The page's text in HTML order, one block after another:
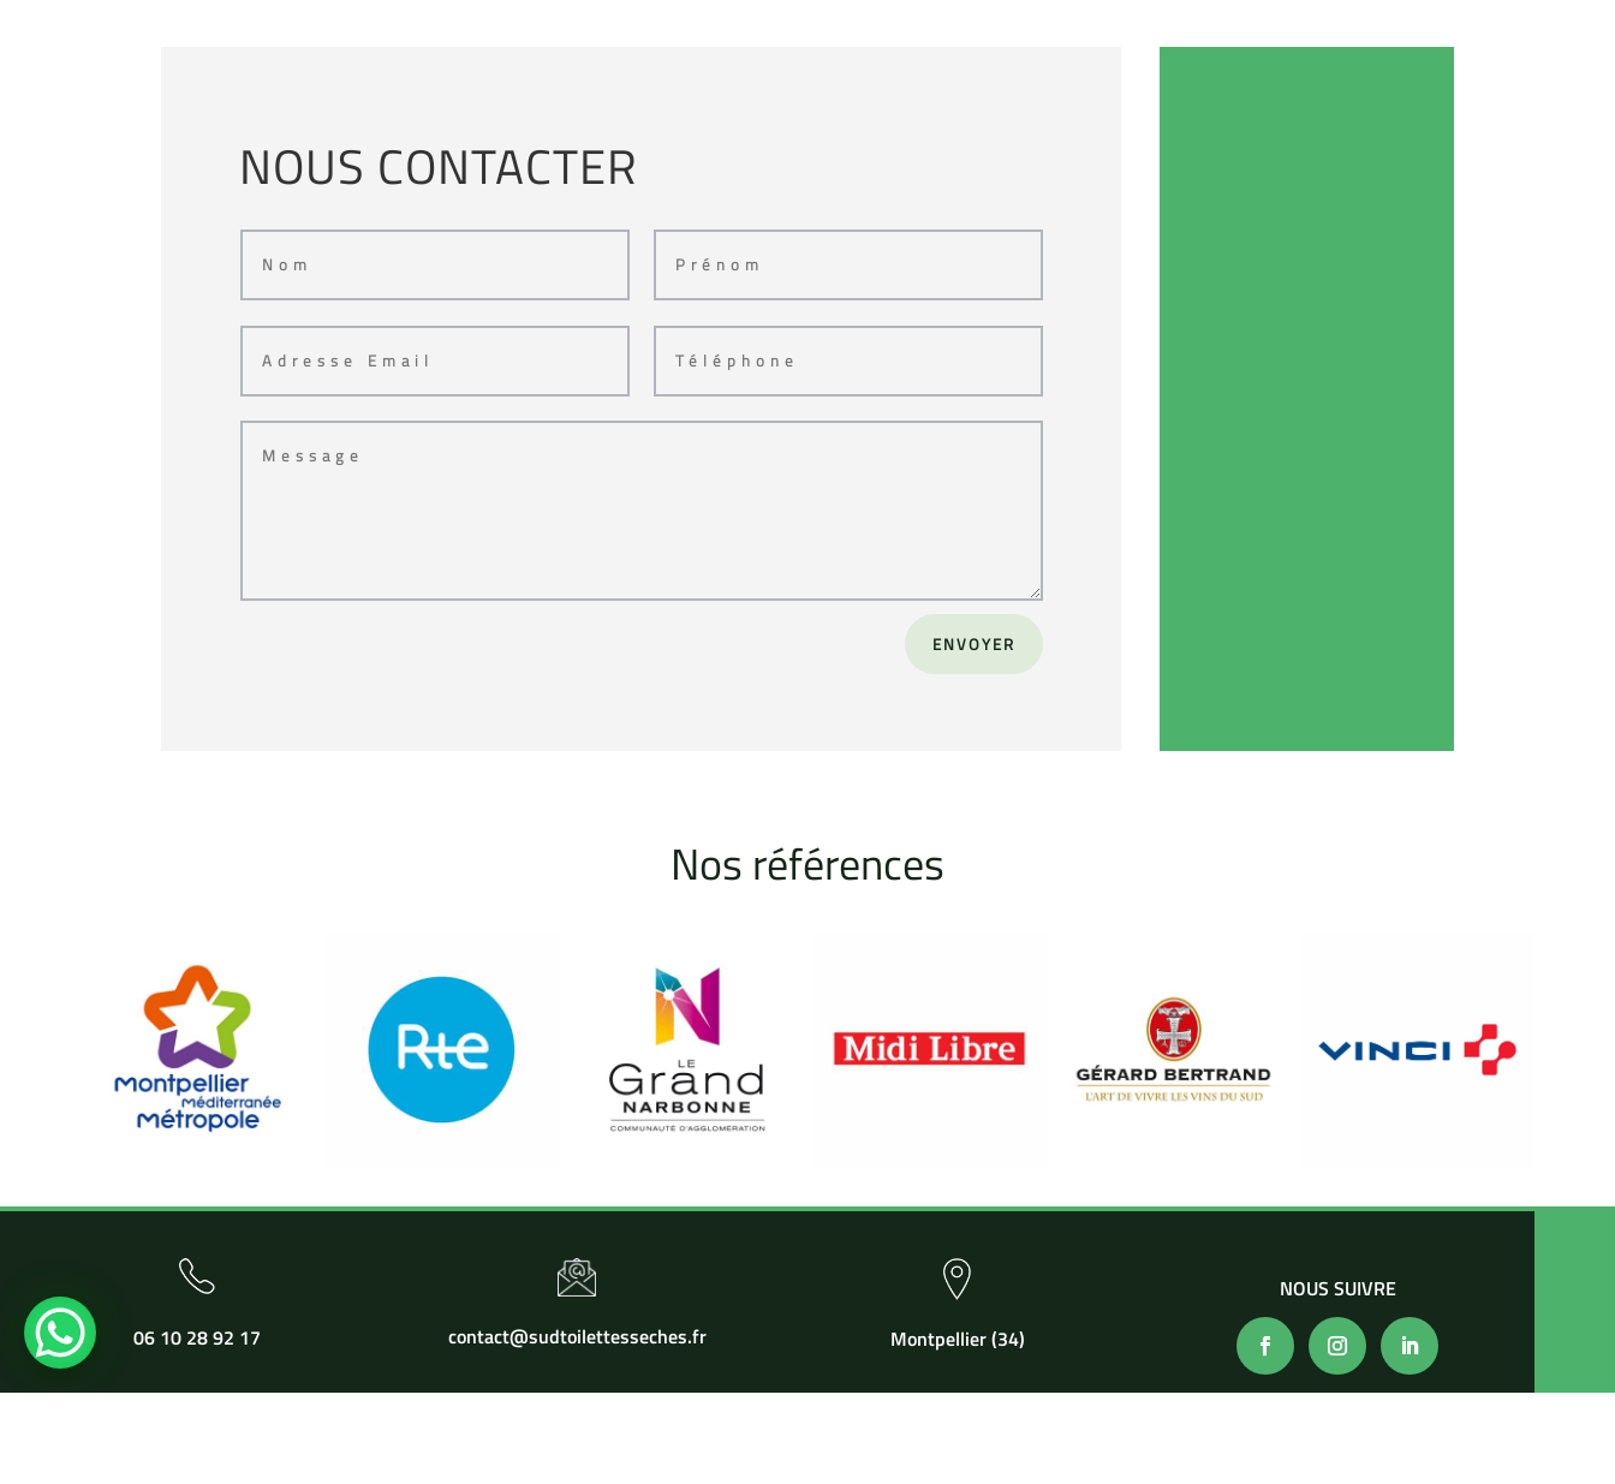
NOUS CONTACTER
ENVOYER
Nos références
06 10 28 92 17 contact@sudtoilettesseches.fr Montpellier (34)
NOUS SUIVRE